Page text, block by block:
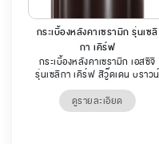
กระเบื้องหลังคาเซรามิก รุ่นเซลิ
กา เคิร์ฟ
กระเบื้องหลังคาเซรามิก เอสซีจี
รุ่นเซลิกา เคิร์ฟ สีวู๊ดเดน บราวน์
ดูรายละเอียด